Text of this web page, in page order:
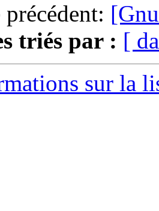
précédent:
triés par : [
sur la